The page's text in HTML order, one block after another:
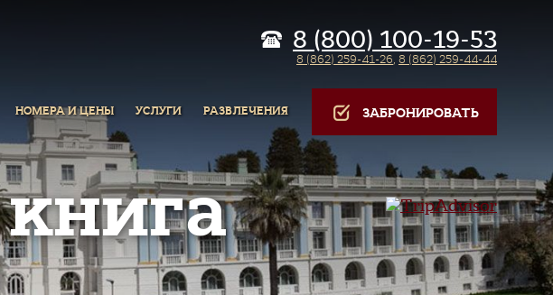
8 (800) 100-19-53
8 (862) 259-41-26, 8 (862) 259-44-44
НОМЕРА И ЦЕНЫ УСЛУГИ РАЗВЛЕЧЕНИЯ ЗАБРОНИРОВАТЬ